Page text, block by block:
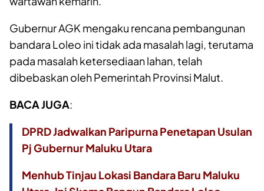
Gubernur AGK mengaku rencana pembangunan
bandara Loleo ini tidak ada masalah lagi, terutama
pada masalah ketersediaan lahan, telah
dibebaskan oleh Pemerintah Provinsi Malut.
BACA JUGA:
DPRD Jadwalkan Paripurna Penetapan Usulan
Pj Gubernur Maluku Utara
Menhub Tinjau Lokasi Bandara Baru Maluku